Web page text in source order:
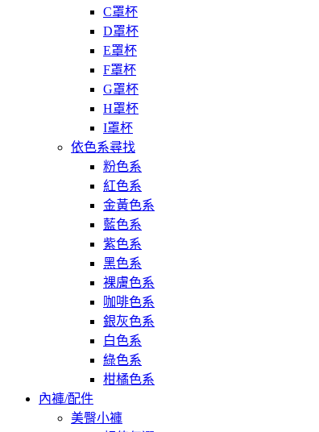
C罩杯
D罩杯
E罩杯
F罩杯
G罩杯
H罩杯
I罩杯
依色系尋找
粉色系
紅色系
金黃色系
藍色系
紫色系
黑色系
裸膚色系
咖啡色系
銀灰色系
白色系
綠色系
柑橘色系
內褲/配件
美臀小褲